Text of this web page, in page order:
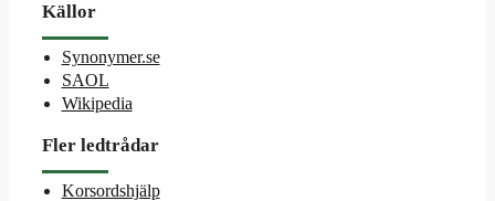
Källor
Synonymer.se
SAOL
Wikipedia
Fler ledtrådar
Korsordshjälp